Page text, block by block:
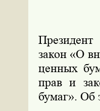
закон «О
ценных
прав и
бумаг». Об